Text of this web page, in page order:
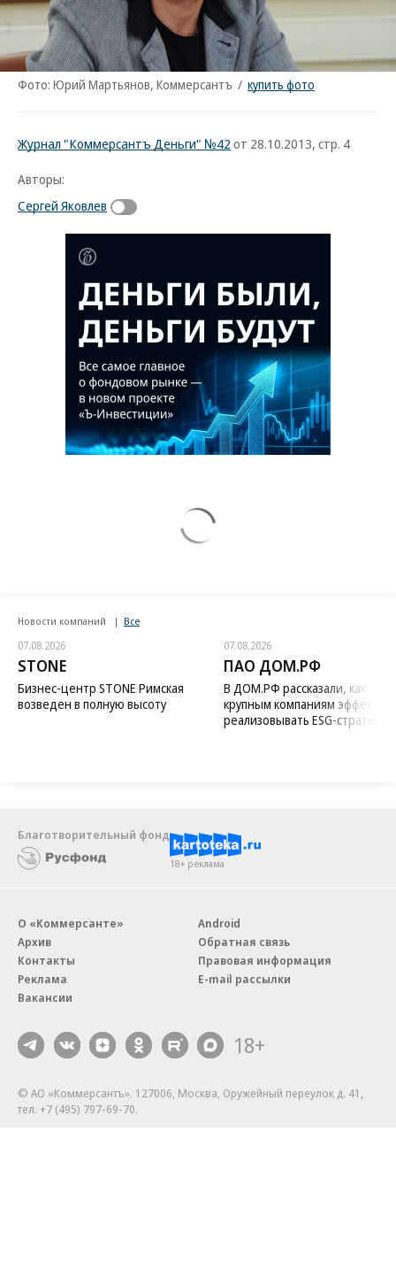
Фото: Юрий Мартьянов, Коммерсантъ / купить фото
Журнал "Коммерсантъ Деньги" №42 от 28.10.2013, стр. 4
Авторы:
Сергей Яковлев
Новости компаний Все
07.08.2026
STONE
Бизнес-центр STONE Римская
возведен в полную высоту
07.08.2026
ПАО ДОМ.РФ
В ДОМ.РФ рассказали, как
крупным компаниям
реализовывать ESG-стратегию
Благотворительный фонд
18+ реклама
О «Коммерсанте»
Архив
Контакты
Реклама
Вакансии
Android
Обратная связь
Правовая информация
E-mail рассылки
18+
© АО «Коммерсантъ». 127006, Москва, Оружейный переулок д. 41,
тел. +7 (495) 797-69-70.